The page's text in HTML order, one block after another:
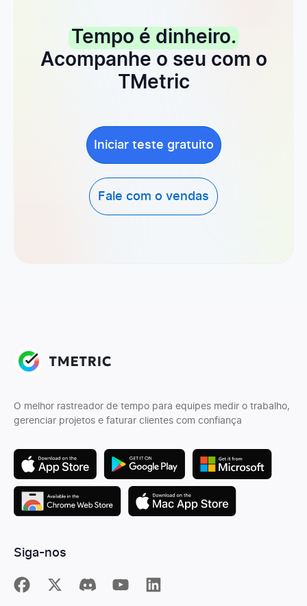
Tempo é dinheiro.
Acompanhe o seu com o
TMetric
Iniciar teste gratuito
Fale com o vendas
O melhor rastreador de tempo para equipes medir o trabalho,
gerenciar projetos e faturar clientes com confiança
Siga-nos